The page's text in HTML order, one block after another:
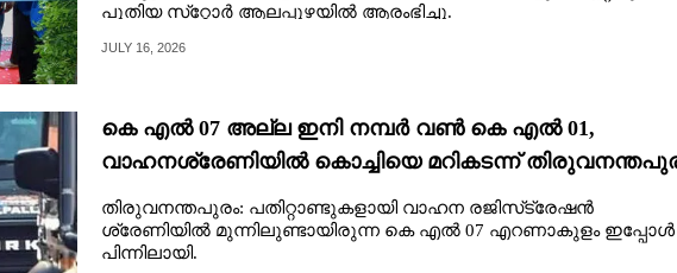
പുതിയ സ്‌റ്റോര്‍ ആലപ്പുഴയിൽ ആരംഭിച്ചു.
JULY 16, 2026
കെ എൽ 07 അല്ല ഇനി നമ്പർ വൺ കെ എൽ 01,
വാഹനശ്രേണിയിൽ കൊച്ചിയെ മറികടന്ന്
തിരുവനന്തപുരം: പതിറ്റാണ്ടുകളായി വാഹന രജിസ്‌ട്രേഷൻ
ശ്രേണിയിൽ മുന്നിലുണ്ടായിരുന്ന കെ എൽ 07 എറണാകുളം ഇപ്പോൾ
പിന്നിലായി.